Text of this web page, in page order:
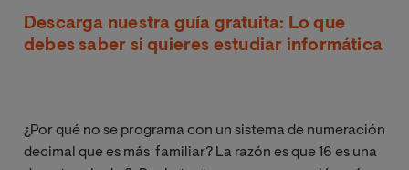
Descarga nuestra guía gratuita: Lo que
debes saber si quieres estudiar informática
¿Por qué no se programa con un sistema de numeración
decimal que es más familiar? La razón es que 16 es una